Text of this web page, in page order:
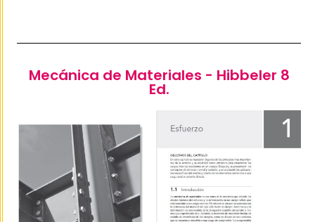
Mecánica de Materiales - Hibbeler 8
Ed.